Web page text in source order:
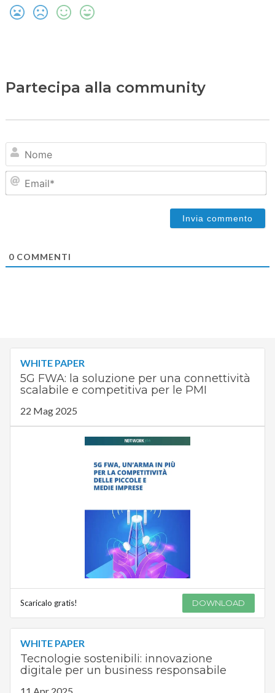
Partecipa alla community
0COMMENTI
WHITE PAPER
5G FWA: la soluzione per una connettività
scalabile e competitiva per le PMI
22 Mag 2025
Scaricalo gratis! DOWNLOAD
WHITE PAPER
Tecnologie sostenibili: innovazione
digitale per un business responsabile
11 Apr 2025